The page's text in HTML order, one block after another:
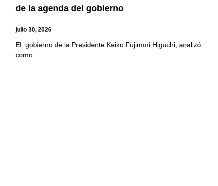
de la agenda del gobierno
julio 30, 2026
El gobierno de la Presidente Keiko Fujimori Higuchi, analizó
como